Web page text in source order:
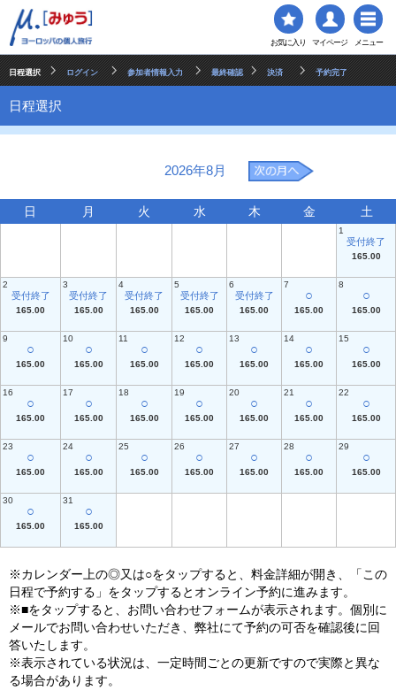
お気に入り マイページ メニュー
日程選択 ログイン 参加者情報入力 最終確認 決済 予約完了
日程選択
2026年8月
日 月 火 水 木 金 土
1
受付終了
165.00
2
受付終了
165.00
3
受付終了
165.00
4
受付終了
165.00
5
受付終了
165.00
6
受付終了
165.00
7
○
165.00
8
○
165.00
9
○
165.00
10
○
165.00
11
○
165.00
12
○
165.00
13
○
165.00
14
○
165.00
15
○
165.00
16
○
165.00
17
○
165.00
18
○
165.00
19
○
165.00
20
○
165.00
21
○
165.00
22
○
165.00
23
○
165.00
24
○
165.00
25
○
165.00
26
○
165.00
27
○
165.00
28
○
165.00
29
○
165.00
30
○
165.00
31
○
165.00
※カレンダー上の◎又は○をタップすると、料金詳細が開き、「この
日程で予約する」をタップするとオンライン予約に進みます。
※■をタップすると、お問い合わせフォームが表示されます。個別に
メールでお問い合わせいただき、弊社にて予約の可否を確認後に回
答いたします。
※表示されている状況は、一定時間ごとの更新ですので実際と異な
る場合があります。